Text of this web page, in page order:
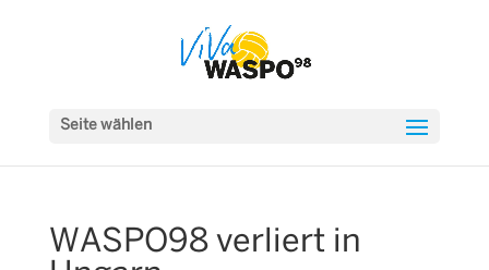
Seite wählen
WASPO98 verliert in